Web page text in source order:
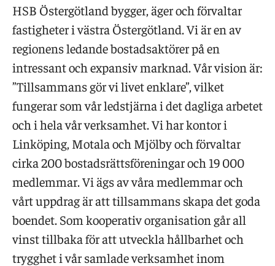
HSB Östergötland bygger, äger och förvaltar
fastigheter i västra Östergötland. Vi är en av
regionens ledande bostadsaktörer på en
intressant och expansiv marknad. Vår vision är:
”Tillsammans gör vi livet enklare”, vilket
fungerar som vår ledstjärna i det dagliga arbetet
och i hela vår verksamhet. Vi har kontor i
Linköping, Motala och Mjölby och förvaltar
cirka 200 bostadsrättsföreningar och 19 000
medlemmar. Vi ägs av våra medlemmar och
vårt uppdrag är att tillsammans skapa det goda
boendet. Som kooperativ organisation går all
vinst tillbaka för att utveckla hållbarhet och
trygghet i vår samlade verksamhet inom